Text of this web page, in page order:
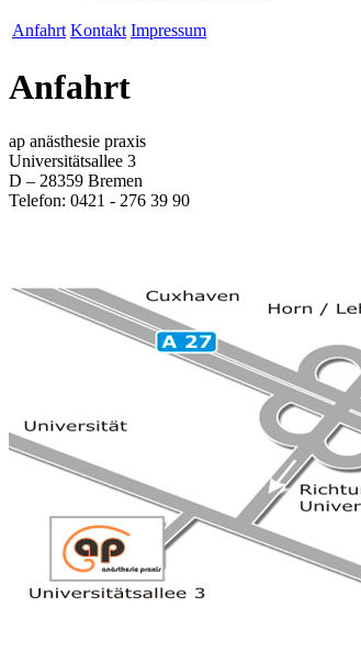
Anfahrt Kontakt Impressum
Anfahrt
ap anästhesie praxis
Universitätsallee 3
D – 28359 Bremen
Telefon: 0421 - 276 39 90